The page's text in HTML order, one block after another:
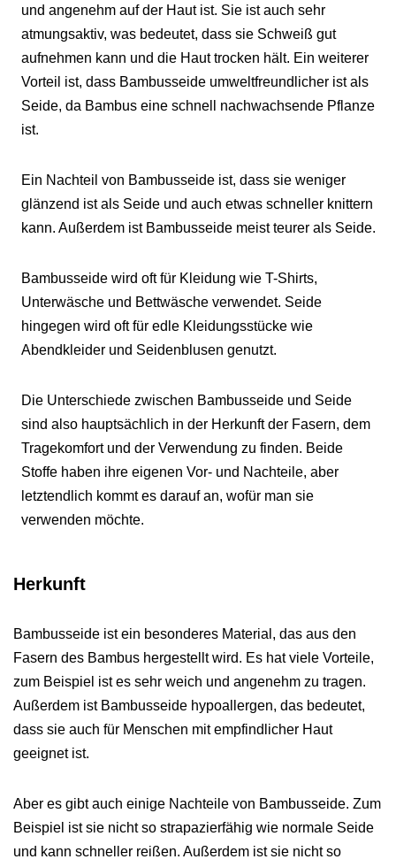
und angenehm auf der Haut ist. Sie ist auch sehr
atmungsaktiv, was bedeutet, dass sie Schweiß gut
aufnehmen kann und die Haut trocken hält. Ein weiterer
Vorteil ist, dass Bambusseide umweltfreundlicher ist als
Seide, da Bambus eine schnell nachwachsende Pflanze
ist.
Ein Nachteil von Bambusseide ist, dass sie weniger
glänzend ist als Seide und auch etwas schneller knittern
kann. Außerdem ist Bambusseide meist teurer als Seide.
Bambusseide wird oft für Kleidung wie T-Shirts,
Unterwäsche und Bettwäsche verwendet. Seide
hingegen wird oft für edle Kleidungsstücke wie
Abendkleider und Seidenblusen genutzt.
Die Unterschiede zwischen Bambusseide und Seide
sind also hauptsächlich in der Herkunft der Fasern, dem
Tragekomfort und der Verwendung zu finden. Beide
Stoffe haben ihre eigenen Vor- und Nachteile, aber
letztendlich kommt es darauf an, wofür man sie
verwenden möchte.
Herkunft
Bambusseide ist ein besonderes Material, das aus den
Fasern des Bambus hergestellt wird. Es hat viele Vorteile,
zum Beispiel ist es sehr weich und angenehm zu tragen.
Außerdem ist Bambusseide hypoallergen, das bedeutet,
dass sie auch für Menschen mit empfindlicher Haut
geeignet ist.
Aber es gibt auch einige Nachteile von Bambusseide. Zum
Beispiel ist sie nicht so strapazierfähig wie normale Seide
und kann schneller reißen. Außerdem ist sie nicht so